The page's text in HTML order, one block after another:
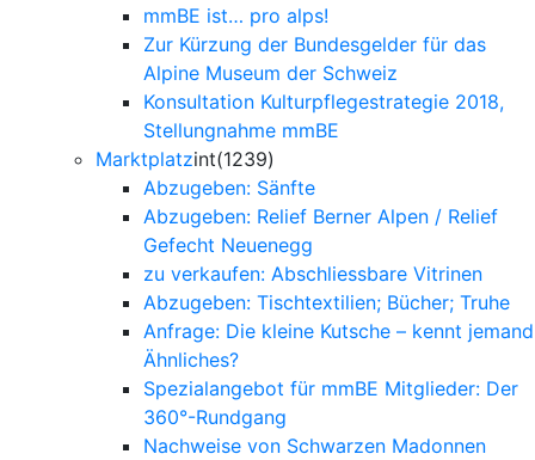
mmBE ist… pro alps!
Zur Kürzung der Bundesgelder für das
Alpine Museum der Schweiz
Konsultation Kulturpflegestrategie 2018,
Stellungnahme mmBE
Marktplatzint(1239)
Abzugeben: Sänfte
Abzugeben: Relief Berner Alpen / Relief
Gefecht Neuenegg
zu verkaufen: Abschliessbare Vitrinen
Abzugeben: Tischtextilien; Bücher; Truhe
Anfrage: Die kleine Kutsche – kennt jemand
Ähnliches?
Spezialangebot für mmBE Mitglieder: Der
360°-Rundgang
Nachweise von Schwarzen Madonnen